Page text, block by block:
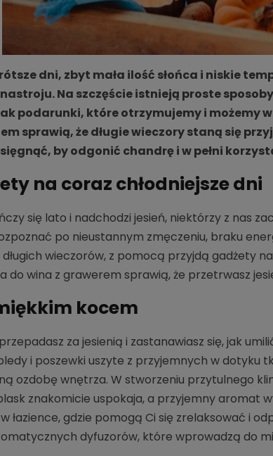
dni, zbyt mała ilość słońca i niskie
Na szczęście istnieją proste
podarunki, które otrzymujemy i możemy
sprawią, że długie wieczory staną się
by odgonić chandrę i w pełni
na coraz chłodniejsze dni
się lato i nadchodzi jesień, niektórzy z nas
po nieustannym zmęczeniu, braku
wieczorów, z pomocą przyjdą gadżety
do wina z grawerem sprawią, że przetrwasz
kocem
za jesienią i zastanawiasz się, jak
i poszewki uszyte z przyjemnych w dotyku
ozdobę wnętrza. W stworzeniu przytulnego
znakomicie uspokaja, a przyjemny aromat
łazience, gdzie pomogą Ci się zrelaksować i
dyfuzorów, które wprowadzą do